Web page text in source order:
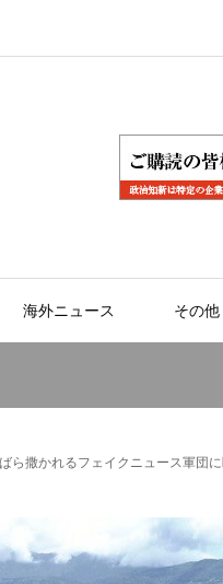
海外ニュース その他
撒かれるフェイクニュース軍団に